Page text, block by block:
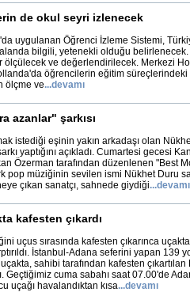
de okul seyri izlenecek
uygulanan Öğrenci İzleme Sistemi,
bilgili, yetenekli olduğu belirlenecek.
ölçülecek ve değerlendirilecek. Merkezi
öğrencilerin eğitim
ölçme ve...devamı
azanlar" şarkısı
istediği eşinin yakın arkadaşı olan
yaptığını açıkladı. Cumartesi gecesi
Özerman tarafından düzenlenen "Best
pop müziğinin sevilen ismi Nükhet Duru
çıkan sanatçı, sahnede giydiği...devamı
kafesten çıkardı
uçus sırasında kafesten çıkarınca
İstanbul-Adana seferini yapan 139
sahibi tarafından kafesten
Geçtiğimiz cuma sabahı saat 07.00'de
uçağı havalandıktan kısa...devamı